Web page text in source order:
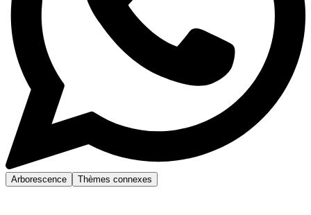
Arborescence Thèmes connexes